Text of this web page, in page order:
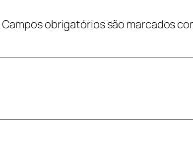
Campos obrigatórios são marcados